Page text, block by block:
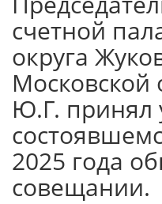
счетной
округа
Московской
Ю.Г. принял
2025 года
совещании.